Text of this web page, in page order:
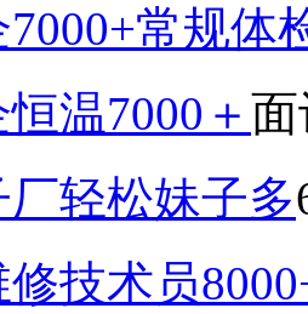
常规体
温7000＋
轻松妹子多
修技术员